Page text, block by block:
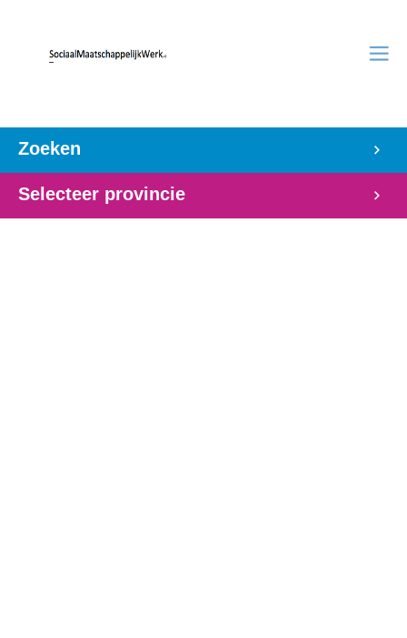
Zoeken
Selecteer provincie